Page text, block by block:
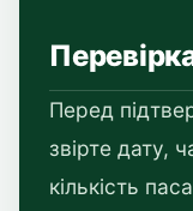
Перед
звірте дату,
кількість